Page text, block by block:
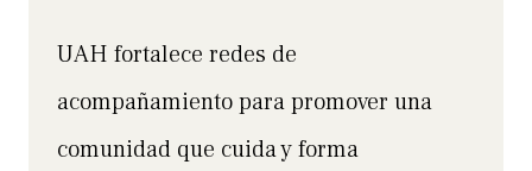
UAH fortalece redes de
acompañamiento para promover una
comunidad que cuida y forma